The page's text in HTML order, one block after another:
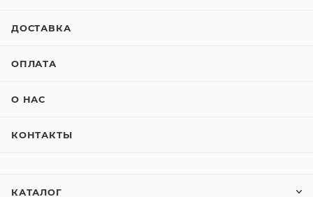
ДОСТАВКА
ОПЛАТА
О НАС
КОНТАКТЫ
КАТАЛОГ